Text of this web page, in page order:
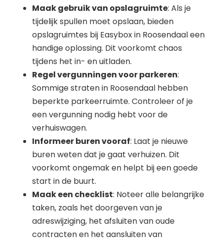
Maak gebruik van opslagruimte: Als je
tijdelijk spullen moet opslaan, bieden
opslagruimtes bij Easybox in Roosendaal een
handige oplossing. Dit voorkomt chaos
tijdens het in- en uitladen.
Regel vergunningen voor parkeren:
Sommige straten in Roosendaal hebben
beperkte parkeerruimte. Controleer of je
een vergunning nodig hebt voor de
verhuiswagen.
Informeer buren vooraf: Laat je nieuwe
buren weten dat je gaat verhuizen. Dit
voorkomt ongemak en helpt bij een goede
start in de buurt.
Maak een checklist: Noteer alle belangrijke
taken, zoals het doorgeven van je
adreswijziging, het afsluiten van oude
contracten en het aansluiten van